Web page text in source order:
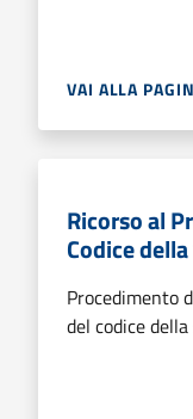
VAI ALLA
Ricorso al
Codice
Procedimento
del codice